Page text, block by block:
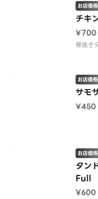
チキ
お店価格
¥700
骨抜き
サモ
お店価格
¥450
タン
Full
お店価格
¥600